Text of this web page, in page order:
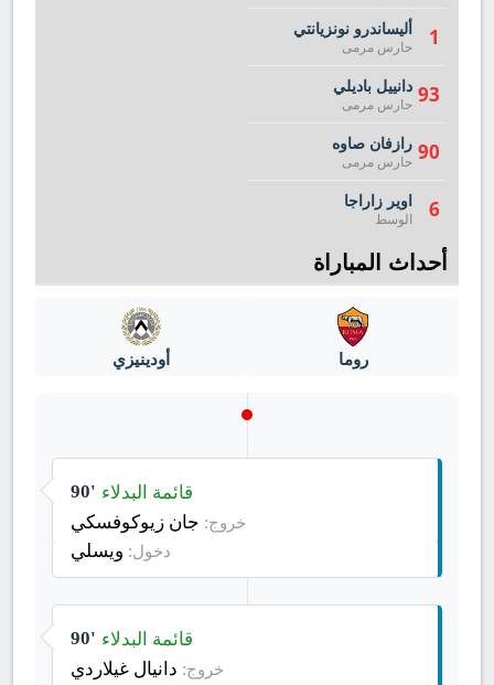
1 أليساندرو نونزيانتي
حارس مرمى
93 دانييل باديلي
حارس مرمى
90 رازفان صاوه
حارس مرمى
6 اوير زاراجا
الوسط
أحداث المباراة
روما أودينيزي
90' قائمة البدلاء
خروج: جان زيوكوفسكي
دخول: ويسلي
90' قائمة البدلاء
خروج: دانيال غيلاردي